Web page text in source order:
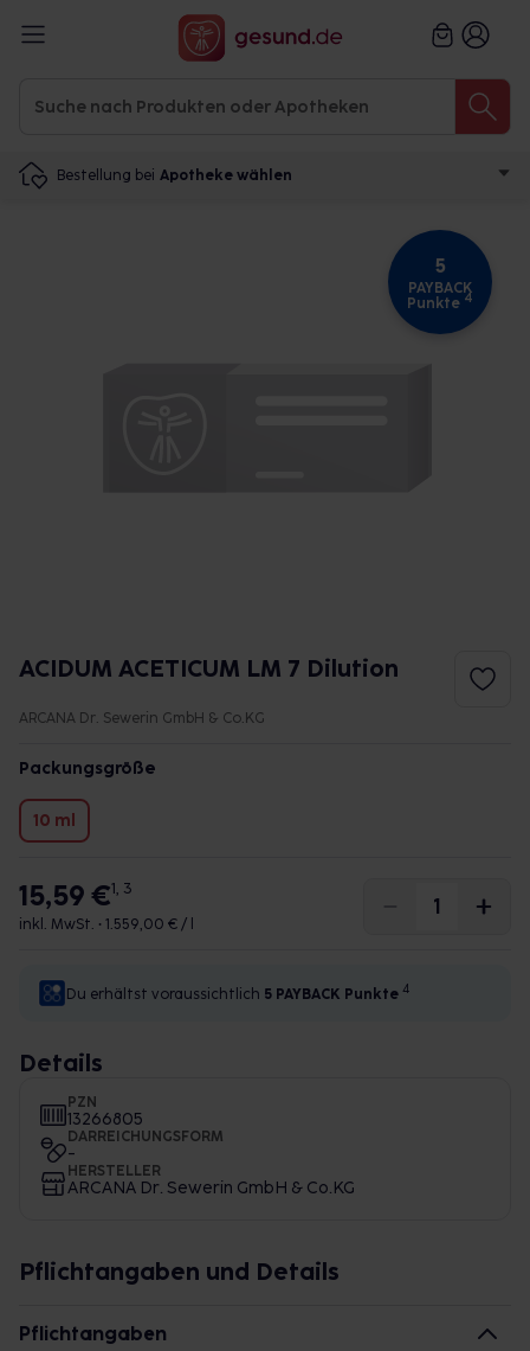
Bestellung bei Apotheke wählen
5
PAYBACK
Punkte 4
ACIDUM ACETICUM LM 7 Dilution
ARCANA Dr. Sewerin GmbH & Co.KG
Packungsgröße
10 ml
15,59 €1, 3
inkl. MwSt. • 1.559,00 € / l
Du erhältst voraussichtlich 5 PAYBACK Punkte 4
Details
PZN
13266805
DARREICHUNGSFORM
-
HERSTELLER
ARCANA Dr. Sewerin GmbH & Co.KG
Pflichtangaben und Details
Pflichtangaben